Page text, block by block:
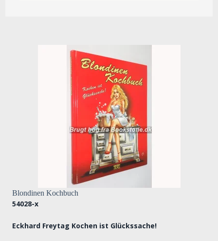
Blondinen Kochbuch
54028-x
Eckhard Freytag Kochen ist Glückssache!